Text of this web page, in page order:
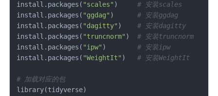
install.packages ( "scales" )
# 安装scales
install.packages ( "ggdag" )
# 安装ggdag
install.packages ( "dagitty" )
# 安装dagitty
install.packages ( "truncnorm" )
# 安装truncnorm
install.packages ( "ipw" )
# 安装ipw
install.packages ( "WeightIt" ) # 安装WeightIt
# 加载对应的包
library(tidyverse)